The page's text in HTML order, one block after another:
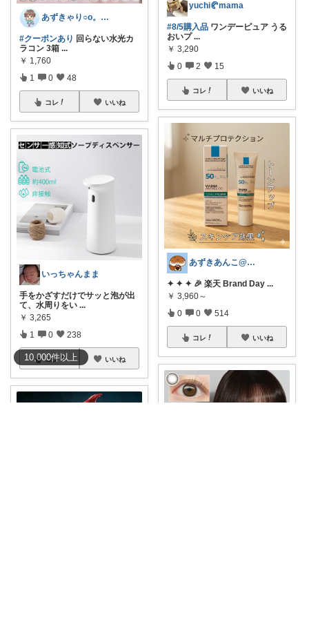
10,000件以上
あずきゃり○o。.🐟🐠
#クーポンあり 回らない水光カ
ラコン 3箱 ...
￥ 1,760
1 0 48
コレ いいね
いっちゃんまま
手をかざすだけでサッと泡が出
て、水周りをい ...
￥ 3,265
1 0 238
コレ いいね
yuchi🥐mama
#8/5購入品 ワンデーピュア うる
おいプ ...
￥ 3,290
0 2 15
コレ いいね
あずきあんこ@ぷち美容＆育児＆時短専門
✦ ✦ ✦ 🎉 楽天 Brand Day ...
￥ 3,960～
0 0 514
コレ いいね